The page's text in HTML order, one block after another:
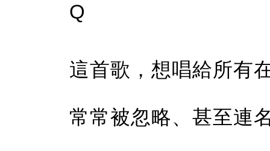
Q
這首歌，想唱給所有
常常被忽略、甚至連